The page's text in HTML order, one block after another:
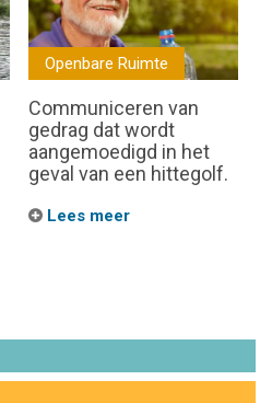
Openbare Ruimte
Communiceren van
gedrag dat wordt
aangemoedigd in het
geval van een hittegolf.
Lees meer